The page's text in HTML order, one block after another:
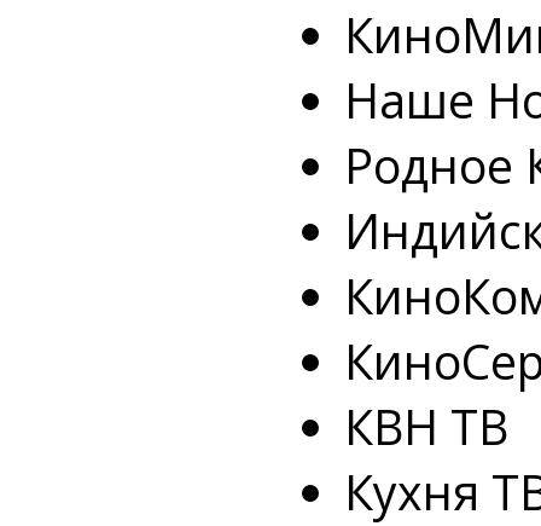
Наше
Родное
КВН ТВ
Кухня